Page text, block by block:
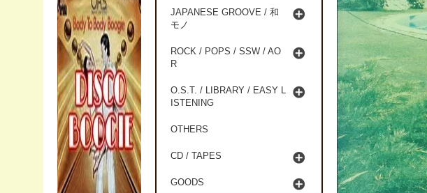
JAPANESE GROOVE / 和
モノ
ROCK / POPS / SSW / AO
R
O.S.T. / LIBRARY / EASY L
ISTENING
OTHERS
CD / TAPES
GOODS